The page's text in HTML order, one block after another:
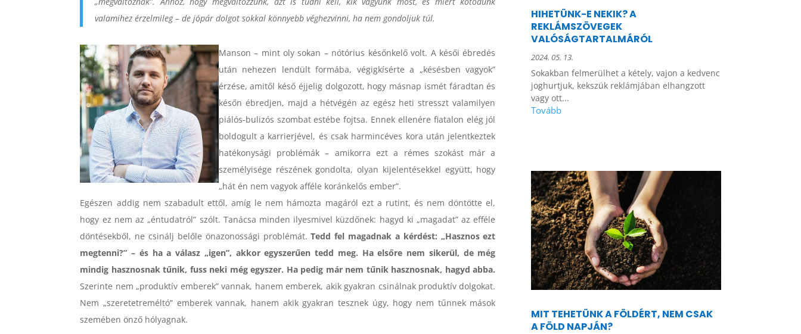
valamihez érzelmileg – de jópár dolgot sokkal könnyebb véghezvinni, ha nem gondoljuk túl.
Manson – mint oly sokan – nótórius későnkelő volt. A késői ébredés
után nehezen lendült formába, végigkísérte a „késésben vagyok”
érzése, amitől késő éjjelig dolgozott, hogy másnap ismét fáradtan és
későn ébredjen, majd a hétvégén az egész heti stresszt valamilyen
piálós-bulizós szombat estébe fojtsa. Ennek ellenére fiatalon elég jól
boldogult a karrierjével, és csak harmincéves kora után jelentkeztek
hatékonysági problémák – amikorra ezt a rémes szokást már a
személyisége részének gondolta, olyan kijelentésekkel együtt, hogy
„hát én nem vagyok afféle koránkelős ember”.
Egészen addig nem szabadult ettől, amíg le nem hámozta magáról ezt a rutint, és nem döntötte el,
hogy ez nem az „éntudatról” szólt. Tanácsa minden ilyesmivel küzdőnek: hagyd ki „magadat” az efféle
döntésekből, ne csinálj belőle önazonossági problémát.Tedd fel magadnak a kérdést: „Hasznos ezt
megtenni?” – és ha a válasz „igen”, akkor egyszerűen tedd meg. Ha elsőre nem sikerül, de még
mindig hasznosnak tűnik, fuss neki még egyszer. Ha pedig már nem tűnik hasznosnak, hagyd abba.
Szerinte nem „produktív emberek” vannak, hanem emberek, akik gyakran csinálnak produktív dolgokat.
Nem „szeretetreméltó” emberek vannak, hanem akik gyakran tesznek úgy, hogy nem tűnnek mások
szemében önző hólyagnak.
HIHETÜNK-E NEKIK? A
REKLÁMSZÖVEGEK
VALÓSÁGTARTALMÁRÓL
2024. 05. 13.
Sokakban felmerülhet a kétely, vajon a kedvenc
joghurtjuk, kekszük reklámjában elhangzott
vagy ott...
MIT TEHETÜNK A FÖLDÉRT, NEM CSAK
A FÖLD NAPJÁN?